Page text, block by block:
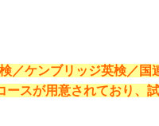
／ケンブリッジ英検／
ースが用意されており、